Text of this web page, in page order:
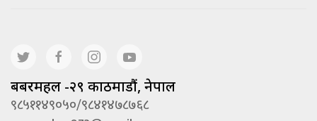
बबरमहल -२९ काठमाडौं, नेपाल
९८५११४९०५०/९८४१४७८७६८